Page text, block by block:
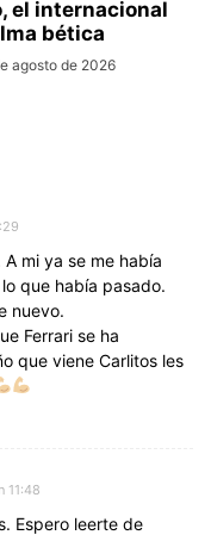
el internacional
bética
agosto de 2026
mi ya se me había
que había pasado.
nuevo.
Ferrari se ha
que viene Carlitos les
11:48
Espero leerte de